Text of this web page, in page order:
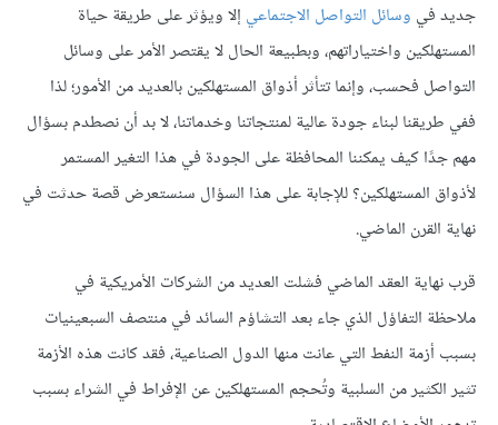
جديد في وسائل التواصل الاجتماعي إلا ويؤثر على طريقة حياة
المستهلكين واختياراتهم، وبطبيعة الحال لا يقتصر الأمر على وسائل
التواصل فحسب، وإنما تتأثر أذواق المستهلكين بالعديد من الأمور؛ لذا
ففي طريقنا لبناء جودة عالية لمنتجاتنا وخدماتنا، لا بد أن نصطدم بسؤال
مهم جدًا كيف يمكننا المحافظة على الجودة في هذا التغير المستمر
لأذواق المستهلكين؟ للإجابة على هذا السؤال سنستعرض قصة حدثت في
نهاية القرن الماضي.
قرب نهاية العقد الماضي فشلت العديد من الشركات الأمريكية في
ملاحظة التفاؤل الذي جاء بعد التشاؤم السائد في منتصف السبعينيات
بسبب أزمة النفط التي عانت منها الدول الصناعية، فقد كانت هذه الأزمة
تثير الكثير من السلبية وتُحجم المستهلكين عن الإفراط في الشراء بسبب